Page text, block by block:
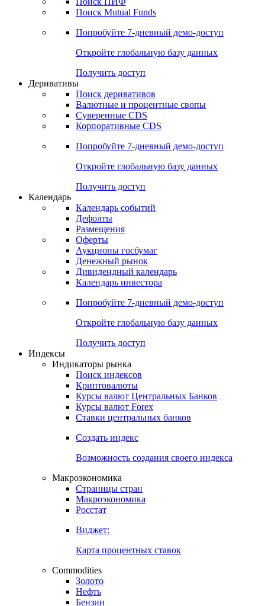
ETF & Funds
Сравнение ETF & Funds
Поиск Mutual Funds
Попробуйте7-дневный
Откройте глобальную базу данных
Получить доступ
Деривативы
Валютные и процентные свопы
Корпоративные CDS
Попробуйте7-дневный
Откройте глобальную базу данных
Получить доступ
Календарь
Календарь событий
Дефолты
Размещения
Оферты
Денежный рынок
Календарь инвестора
Попробуйте7-дневный
Откройте глобальную базу данных
Получить доступ
Индикаторы рынка
Поиск индексов
Курсы валют Центральных Банков
Ставки центральных банков
Создать индекс
Возможность создания своего индекса
Страницы стран
Росстат
Виджет:
Карта процентных ставок